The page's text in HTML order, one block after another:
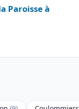
Paroisse à